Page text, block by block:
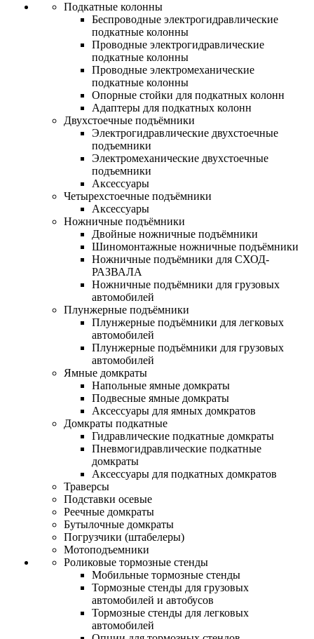
Подкатные колонны
Беспроводные электрогидравлические
подкатные колонны
Проводные электрогидравлические
подкатные колонны
Проводные электромеханические
подкатные колонны
Опорные стойки для подкатных колонн
Адаптеры для подкатных колонн
Двухстоечные подъёмники
Электрогидравлические двухстоечные
подъемники
Электромеханические двухстоечные
подъемники
Аксессуары
Четырехстоечные подъёмники
Аксессуары
Ножничные подъёмники
Двойные ножничные подъёмники
Шиномонтажные ножничные подъёмники
Ножничные подъёмники для СХОД-
РАЗВАЛА
Ножничные подъёмники для грузовых
автомобилей
Плунжерные подъёмники
Плунжерные подъёмники для легковых
автомобилей
Плунжерные подъёмники для грузовых
автомобилей
Ямные домкраты
Напольные ямные домкраты
Подвесные ямные домкраты
Аксессуары для ямных домкратов
Домкраты подкатные
Гидравлические подкатные домкраты
Пневмогидравлические подкатные
домкраты
Аксессуары для подкатных домкратов
Траверсы
Подставки осевые
Реечные домкраты
Бутылочные домкраты
Погрузчики (штабелеры)
Мотоподъемники
Роликовые тормозные стенды
Мобильные тормозные стенды
Тормозные стенды для грузовых
автомобилей и автобусов
Тормозные стенды для легковых
автомобилей